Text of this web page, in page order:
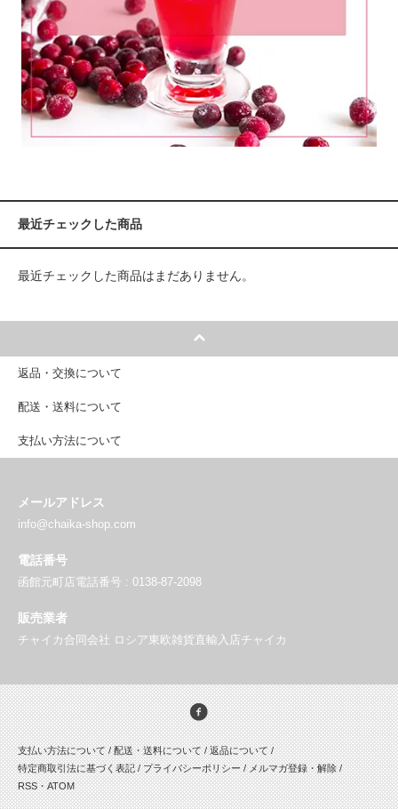
最近チェックした商品
最近チェックした商品はまだありません。
返品・交換について
配送・送料について
支払い方法について
メールアドレス
info@chaika-shop.com
電話番号
函館元町店電話番号 : 0138-87-2098
販売業者
チャイカ合同会社 ロシア東欧雑貨直輸入店チャイカ
支払い方法について/ 配送・送料について/ 返品について/
特定商取引法に基づく表記/ プライバシーポリシー/ メルマガ登録・解除/
RSS・ATOM